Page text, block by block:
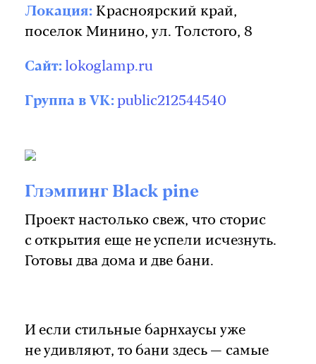
Локация: Красноярский край,
поселок Минино, ул. Толстого, 8
Сайт: lokoglamp.ru
Группа в VK: public212544540
Глэмпинг Black pine
Проект настолько свеж, что сторис
с открытия еще не успели исчезнуть.
Готовы два дома и две бани.
И если стильные барнхаусы уже
не удивляют, то бани здесь — самые